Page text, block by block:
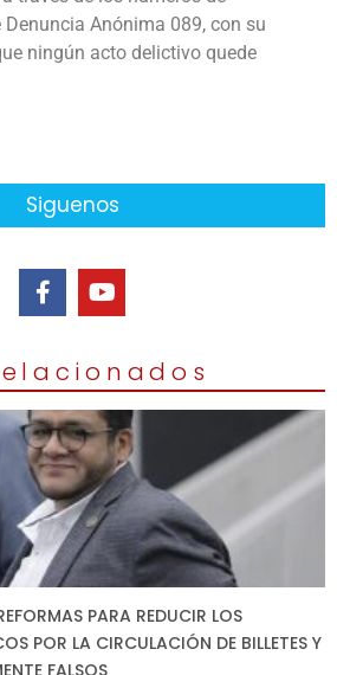
Anónima 089, con su
ningún acto delictivo quede
Siguenos
PARA REDUCIR LOS
POR LA CIRCULACIÓN DE BILLETES Y
FALSOS